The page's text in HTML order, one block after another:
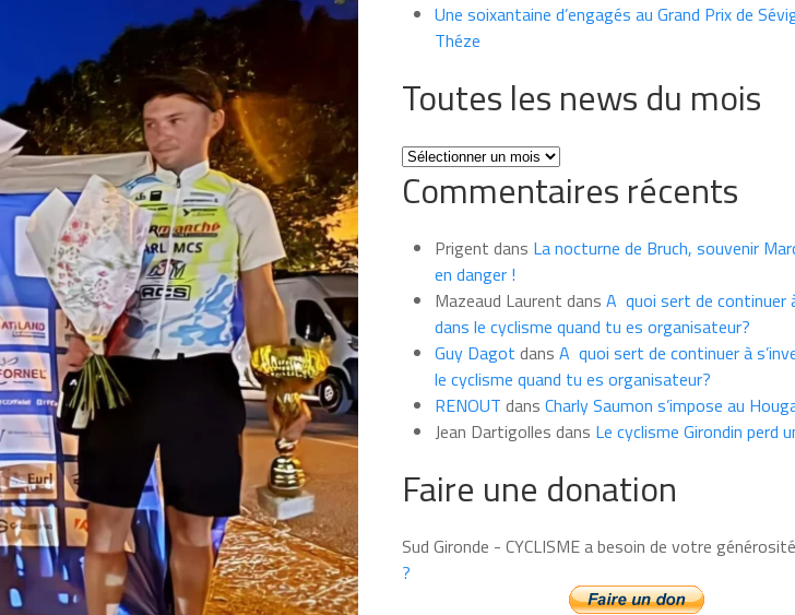
Une soixantaine d’engagés au Grand Prix de
Théze
Toutes les news du mois
Toutes
les
news
mois
Commentaires récents
Prigent dans La nocturne de Bruch, souvenir
en danger !
Mazeaud Laurent dans A quoi sert de continuer
dans le cyclisme quand tu es organisateur?
Guy Dagot dans A quoi sert de continuer à
le cyclisme quand tu es organisateur?
RENOUT dans Charly Saumon s’impose au
Jean Dartigolles dans Le cyclisme Girondin perd
Faire une donation
Sud Gironde - CYCLISME a besoin de votre
?